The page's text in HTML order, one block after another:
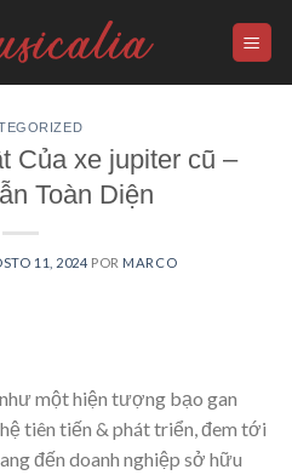
Của xe jupiter cũ –
Toàn Diện
11, 2024 POR MARCO
một hiện tượng bạo gan
tiên tiến & phát triển, đem tới
đến doanh nghiệp sở hữu